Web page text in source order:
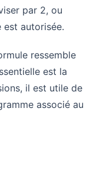
par 2, ou
autorisée.
ressemble
est la
il est utile de
associé au